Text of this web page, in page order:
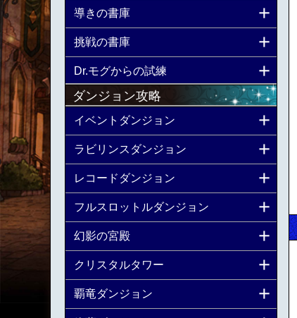
導きの書庫
挑戦の書庫
Dr.モグからの試練
ダンジョン攻略
イベントダンジョン
ラビリンスダンジョン
レコードダンジョン
フルスロットルダンジョン
幻影の宮殿
クリスタルタワー
覇竜ダンジョン